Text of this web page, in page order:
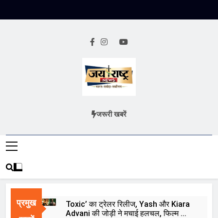
Jai Rashtra
हिंदी समाचार
जरूरी खबरें
प्रमुख
Toxic’ का ट्रेलर रिलीज, Yash और Kiara
Advani की जोड़ी ने मचाई हलचल, फिल्म को